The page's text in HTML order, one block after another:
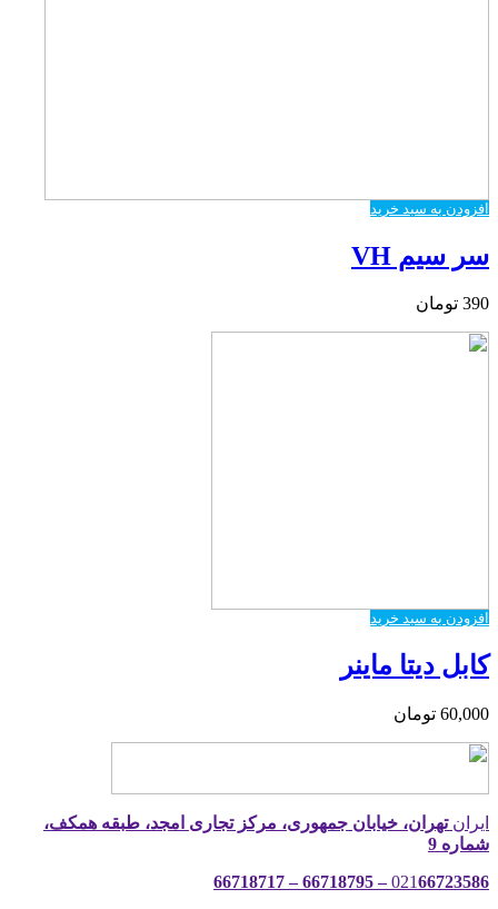
افزودن به سبد خرید
سر سیم VH
390 تومان
افزودن به سبد خرید
کابل دیتا ماینر
60,000 تومان
ایرانتهران، خیابان جمهوری، مرکز تجاری امجد، طبقه همکف،
شماره 9
02166723586 – 66718795 – 66718717